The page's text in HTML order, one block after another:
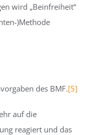
wird „Beinfreiheit“
)Methode
des BMF.[5]
auf die
reagiert und das